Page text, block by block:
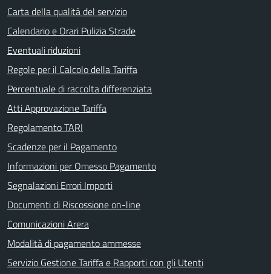
Carta della qualità del servizio
Calendario e Orari Pulizia Strade
Eventuali riduzioni
Regole per il Calcolo della Tariffa
Percentuale di raccolta differenziata
Atti Approvazione Tariffa
Regolamento TARI
Scadenze per il Pagamento
Informazioni per Omesso Pagamento
Segnalazioni Errori Importi
Documenti di Riscossione on-line
Comunicazioni Arera
Modalità di pagamento ammesse
Servizio Gestione Tariffa e Rapporti con gli Utenti